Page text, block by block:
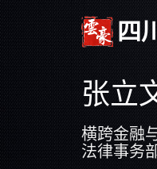
四
张立
横跨金融
法律事务